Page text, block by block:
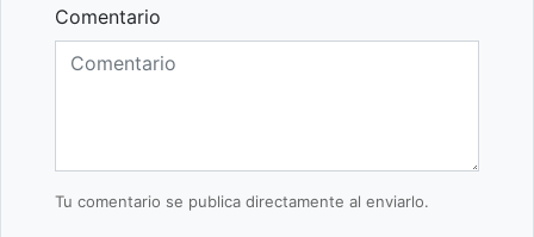
Comentario
Tu comentario se publica directamente al enviarlo.